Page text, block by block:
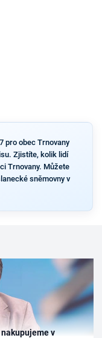
pro obec Trnovany
Zjistíte, kolik lidí
Trnovany. Můžete
sněmovny v
v